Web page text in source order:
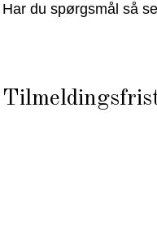
Har du spørgsmål så